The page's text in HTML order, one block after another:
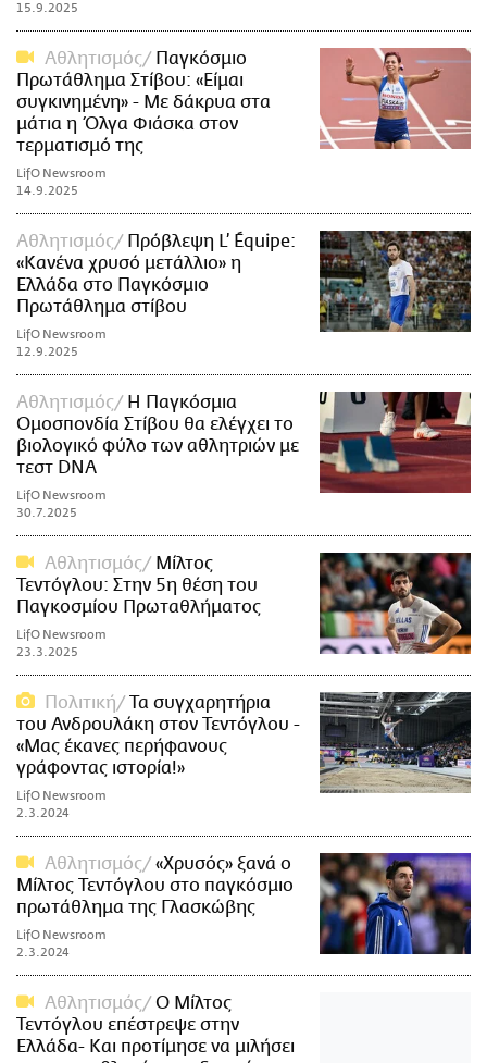
15.9.2025
Αθλητισμός
Παγκόσμιο
Πρωτάθλημα Στίβου: «Είμαι
συγκινημένη» - Με δάκρυα στα
μάτια η Όλγα Φιάσκα στον
τερματισμό της
LifO Newsroom
14.9.2025
Αθλητισμός
Πρόβλεψη L’ Équipe:
«Κανένα χρυσό μετάλλιο» η
Ελλάδα στο Παγκόσμιο
Πρωτάθλημα στίβου
LifO Newsroom
12.9.2025
Αθλητισμός
Η Παγκόσμια
Ομοσπονδία Στίβου θα ελέγχει το
βιολογικό φύλο των αθλητριών με
τεστ DNA
LifO Newsroom
30.7.2025
Αθλητισμός
Μίλτος
Τεντόγλου: Στην 5η θέση του
Παγκοσμίου Πρωταθλήματος
LifO Newsroom
23.3.2025
Πολιτική
Τα συγχαρητήρια
του Ανδρουλάκη στον Τεντόγλου -
«Μας έκανες περήφανους
γράφοντας ιστορία!»
LifO Newsroom
2.3.2024
Αθλητισμός
«Χρυσός» ξανά ο
Μίλτος Τεντόγλου στο παγκόσμιο
πρωτάθλημα της Γλασκώβης
LifO Newsroom
2.3.2024
Αθλητισμός
Ο Μίλτος
Τεντόγλου επέστρεψε στην
Ελλάδα- Και προτίμησε να μιλήσει